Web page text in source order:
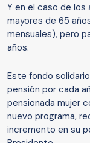
Y en el caso de
mayores de 65
mensuales), pero
años.
Este fondo
pensión por cada
pensionada mujer
nuevo programa,
incremento en su